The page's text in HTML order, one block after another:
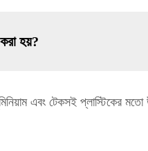
হয়?
এবং টেকসই প্লাস্টিকের মতো